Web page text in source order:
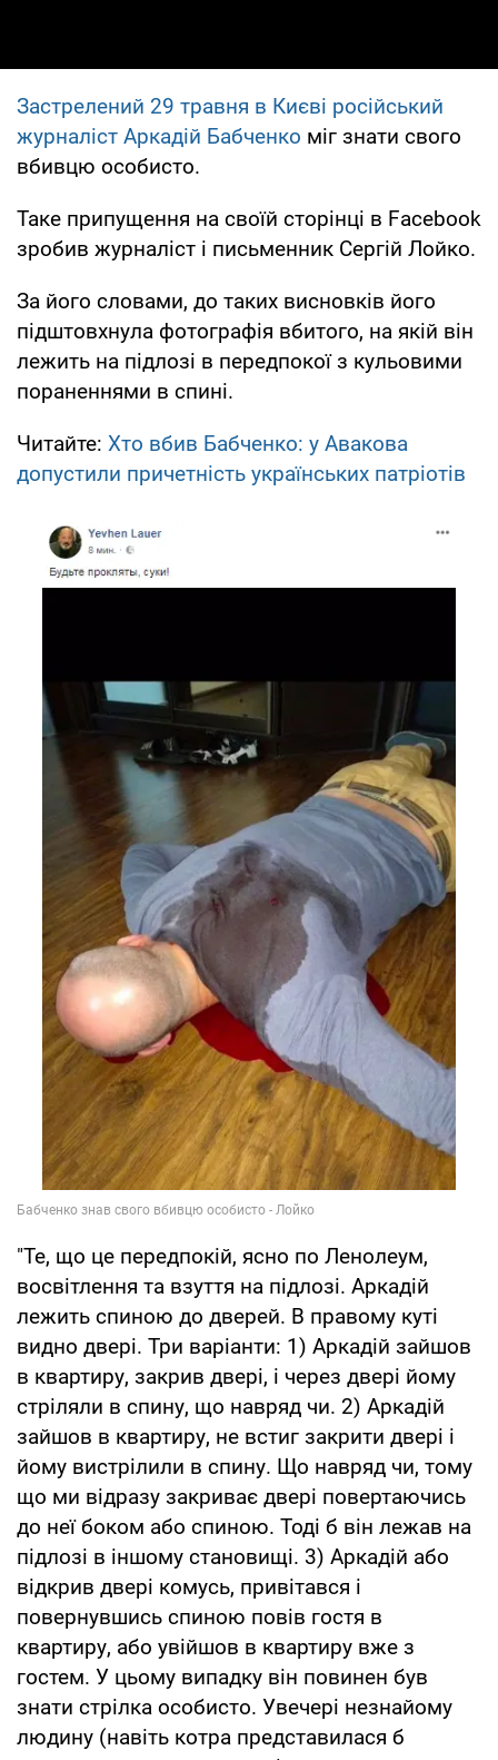
Застрелений 29 травня в Києві російський
журналіст Аркадій Бабченко міг знати свого
вбивцю особисто.
Таке припущення на своїй сторінці в Facebook
зробив журналіст і письменник Сергій Лойко.
За його словами, до таких висновків його
підштовхнула фотографія вбитого, на якій він
лежить на підлозі в передпокої з кульовими
пораненнями в спині.
Читайте: Хто вбив Бабченко: у Авакова
допустили причетність українських патріотів
"Те, що це передпокій, ясно по Ленолеум,
восвітлення та взуття на підлозі. Аркадій
лежить спиною до дверей. В правому куті
видно двері. Три варіанти: 1) Аркадій зайшов
в квартиру, закрив двері, і через двері йому
стріляли в спину, що навряд чи. 2) Аркадій
зайшов в квартиру, не встиг закрити двері і
йому вистрілили в спину. Що навряд чи, тому
що ми відразу закриває двері повертаючись
до неї боком або спиною. Тоді б він лежав на
підлозі в іншому становищі. 3) Аркадій або
відкрив двері комусь, привітався і
повернувшись спиною повів гостя в
квартиру, або увійшов в квартиру вже з
гостем. У цьому випадку він повинен був
знати стрілка особисто. Увечері незнайому
людину (навіть котра представилася б